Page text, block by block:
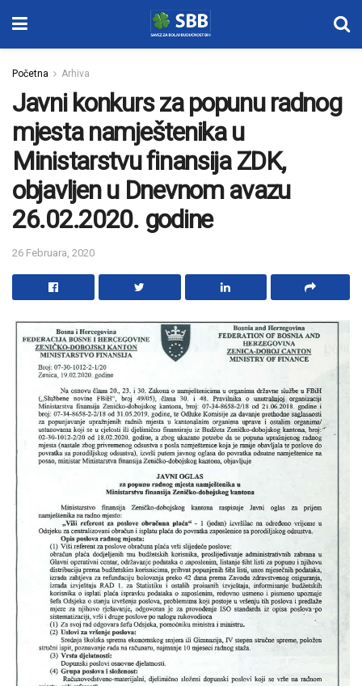
Početna Arhiva
Javni konkurs za popunu radnog
mjesta namještenika u
Ministarstvu finansija ZDK,
objavljen u Dnevnom avazu
26.02.2020. godine
26 Februara, 2020